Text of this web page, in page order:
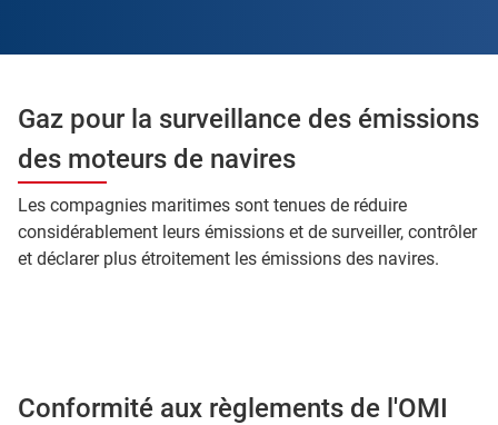
Gaz pour la surveillance des émissions
des moteurs de navires
Les compagnies maritimes sont tenues de réduire
considérablement leurs émissions et de surveiller, contrôler
et déclarer plus étroitement les émissions des navires.
Conformité aux règlements de l'OMI